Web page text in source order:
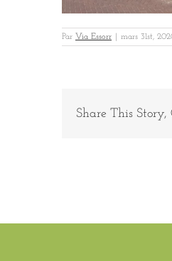
Par Via Essorr mars 31st,
Share This Story,